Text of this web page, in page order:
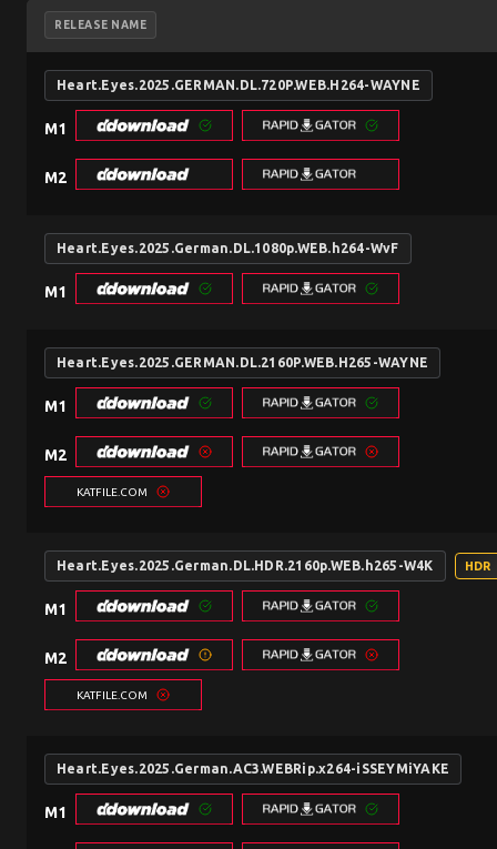
RELEASE NAME
Heart.Eyes.2025.GERMAN.DL.720P.WEB.H264-WAYNE
M1
M2
Heart.Eyes.2025.German.DL.1080p.WEB.h264-WvF
M1
Heart.Eyes.2025.GERMAN.DL.2160P.WEB.H265-WAYNE
M1
M2
KATFILE.COM
Heart.Eyes.2025.German.DL.HDR.2160p.WEB.h265-W4K HDR
M1
M2
KATFILE.COM
Heart.Eyes.2025.German.AC3.WEBRip.x264-iSSEYMiYAKE
M1